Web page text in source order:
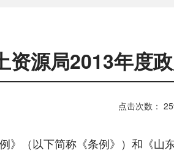
资源局2013年度
点击次数：
（以下简称《条例》）和《山